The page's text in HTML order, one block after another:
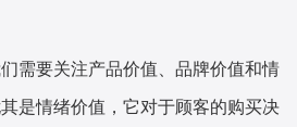
需要关注产品价值、品牌价值和情
是情绪价值，它对于顾客的购买决